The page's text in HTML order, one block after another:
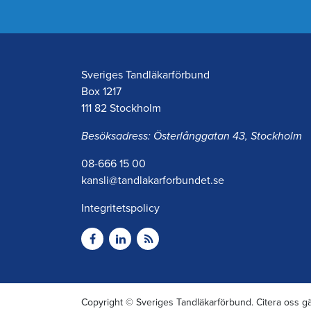
Sveriges Tandläkarförbund
Box 1217
111 82 Stockholm
Besöksadress: Österlånggatan 43, Stockholm
08-666 15 00
kansli@tandlakarforbundet.se
Integritetspolicy
Copyright © Sveriges Tandläkarförbund. Citera oss